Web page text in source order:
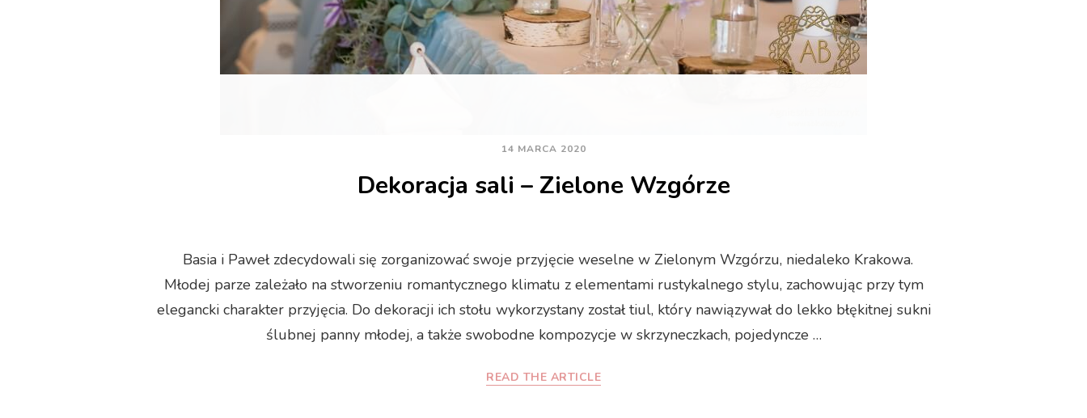
14 MARCA 2020
Dekoracja sali – Zielone Wzgórze
Basia i Paweł zdecydowali się zorganizować swoje przyjęcie weselne w Zielonym Wzgórzu, niedaleko Krakowa.
Młodej parze zależało na stworzeniu romantycznego klimatu z elementami rustykalnego stylu, zachowując przy tym
elegancki charakter przyjęcia. Do dekoracji ich stołu wykorzystany został tiul, który nawiązywał do lekko błękitnej sukni
ślubnej panny młodej, a także swobodne kompozycje w skrzyneczkach, pojedyncze …
READ THE ARTICLE